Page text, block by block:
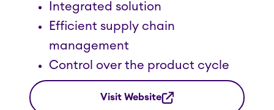
Integrated solution
Efficient supply chain
management
Control over the product cycle
Visit Website